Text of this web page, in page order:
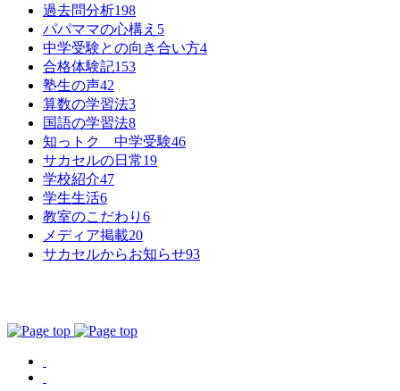
過去問分析198
パパママの心構え 5
中学受験との向き合い方4
合格体験記153
塾生の声42
算数の学習法3
国語の学習法8
知っトク 中学受験46
サカセルの日常19
学校紹介47
学生生活6
教室のこだわり 6
メディア掲載20
サカセルからお知らせ93